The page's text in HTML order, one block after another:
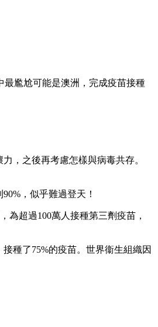
最尷尬可能是澳洲，完成疫苗接種
，之後再考慮怎樣與病毒共存。
，似乎難過登天！
為超過100萬人接種第三劑疫苗，
種了75%的疫苗。世界衞生組織因